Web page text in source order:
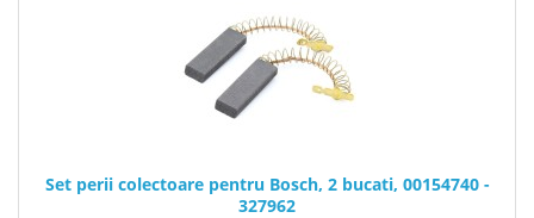
Set perii colectoare pentru Bosch, 2 bucati, 00154740 -
327962